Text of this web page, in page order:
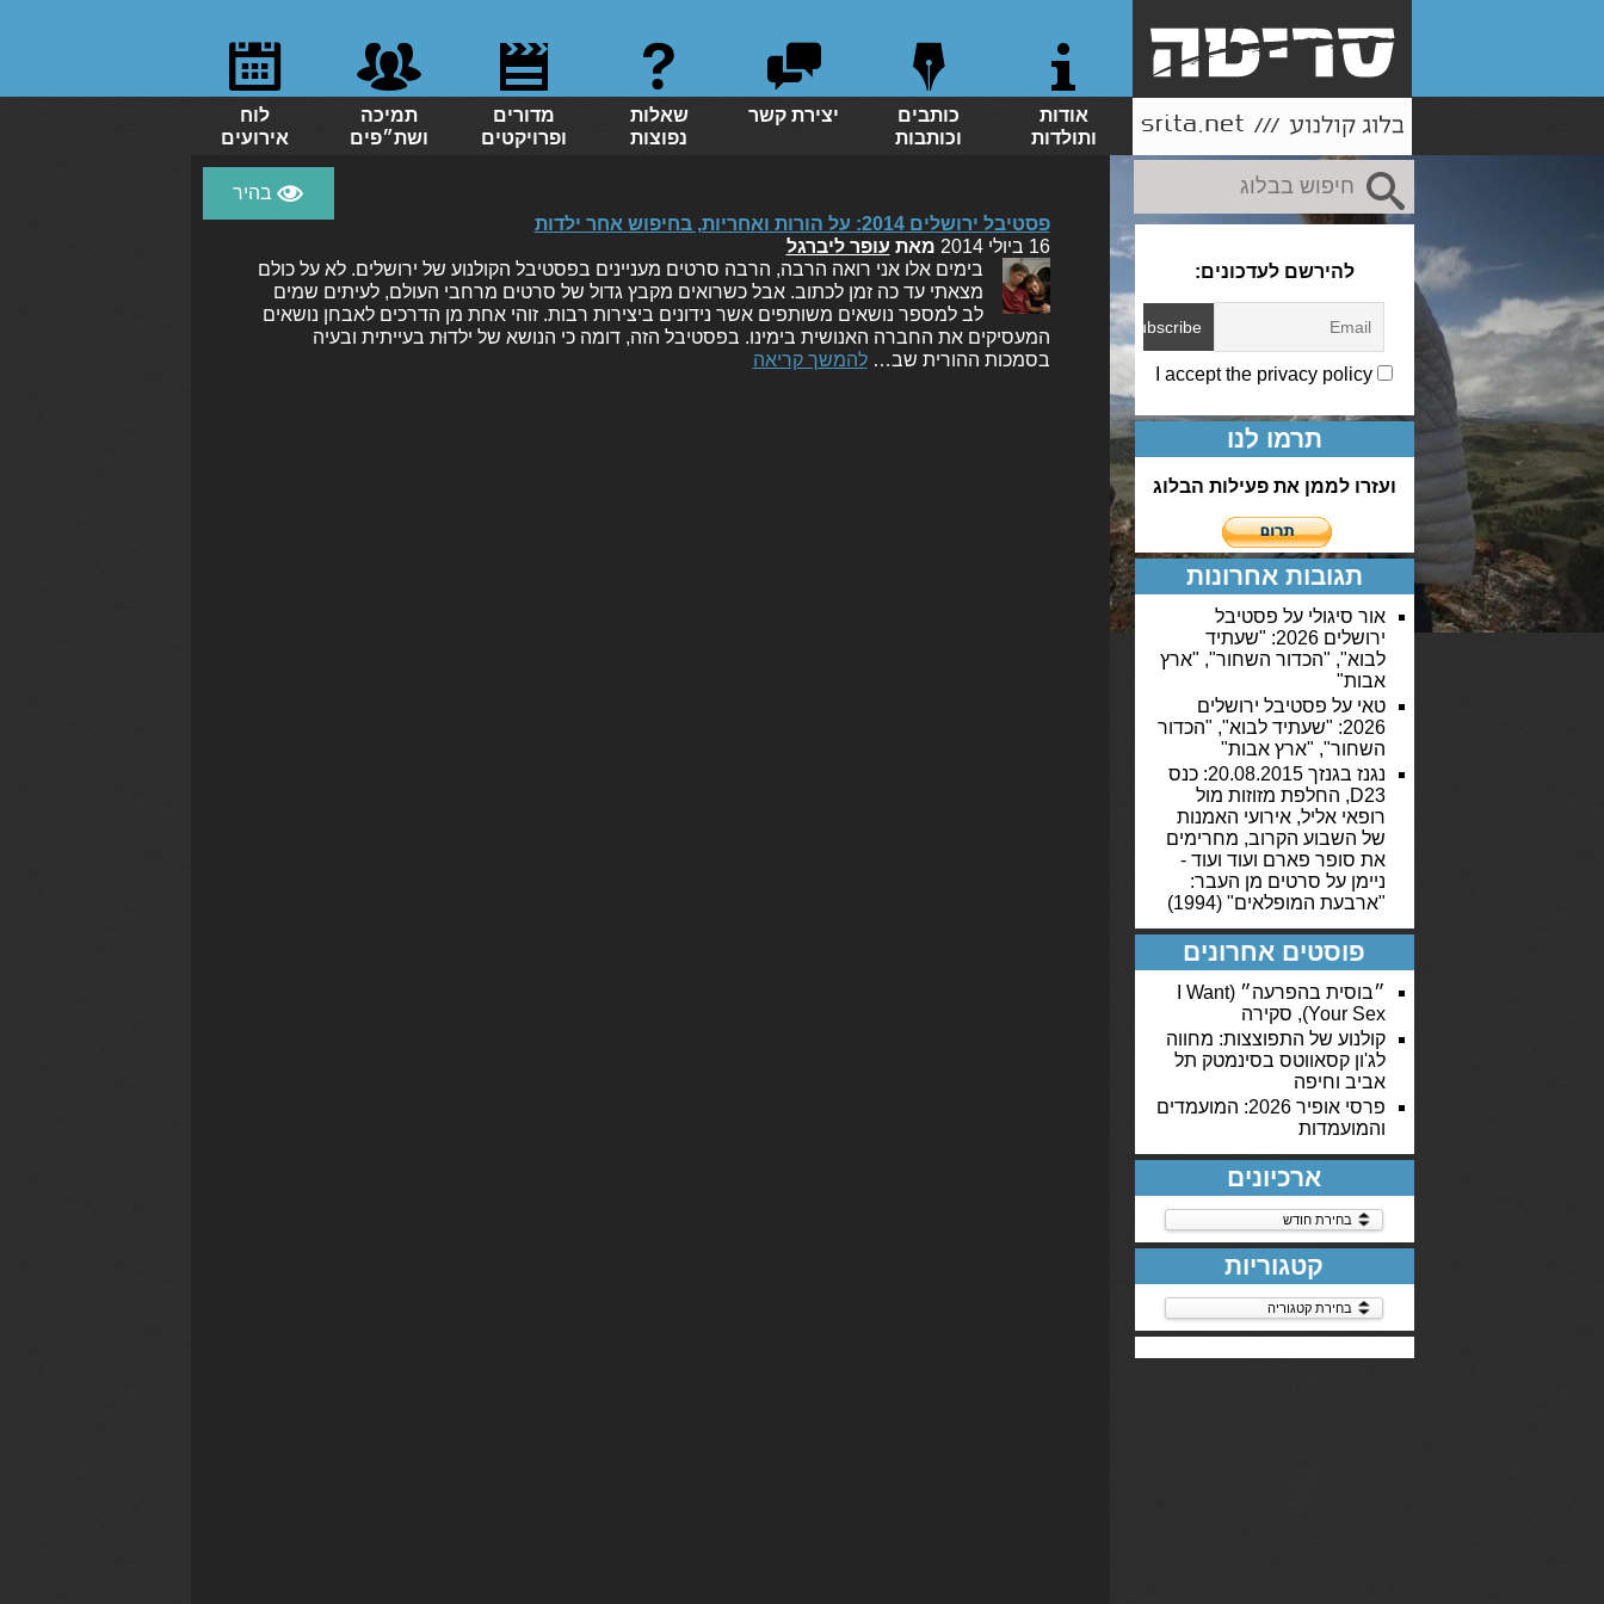
אודות
ותולדות
כותבים
וכותבות
יצירת קשר
שאלות
נפוצות
מדורים
ופרויקטים
תמיכה
ושת״פים
לוח
אירועים
להירשם לעדכונים:
תרמו לנו
ועזרו לממן את פעילות הבלוג
תגובות אחרונות
אור סיגולי על פסטיבל
ירושלים 2026: "שעתיד
לבוא", "הכדור השחור", "ארץ
אבות"
טאי על פסטיבל ירושלים
2026: "שעתיד לבוא", "הכדור
השחור", "ארץ אבות"
נגנז בגנזך 20.08.2015: כנס
D23, החלפת מזוזות מול
רופאי אליל, אירועי האמנות
של השבוע הקרוב, מחרימים
את סופר פארם ועוד ועוד -
ניימן על סרטים מן העבר:
"ארבעת המופלאים" (1994)
פוסטים אחרונים
״בוסית בהפרעה״ (I Want
Your Sex), סקירה
קולנוע של התפוצצות: מחווה
לג'ון קסאווטס בסינמטק תל
אביב וחיפה
פרסי אופיר 2026: המועמדים
והמועמדות
ארכיונים
ארכיונים
קטגוריות
קטגוריות
פסטיבל ירושלים 2014: על הורות ואחריות, בחיפוש אחר ילדות
16 ביולי 2014
מאת עופר ליברגל
בימים אלו אני רואה הרבה, הרבה סרטים מעניינים בפסטיבל הקולנוע של ירושלים. לא על כולם
מצאתי עד כה זמן לכתוב. אבל כשרואים מקבץ גדול של סרטים מרחבי העולם, לעיתים שמים
לב למספר נושאים משותפים אשר נידונים ביצירות רבות. זוהי אחת מן הדרכים לאבחן נושאים
המעסיקים את החברה האנושית בימינו. בפסטיבל הזה, דומה כי הנושא של ילדוּת בעייתית ובעיה
בסמכות ההורית שב…להמשך קריאה